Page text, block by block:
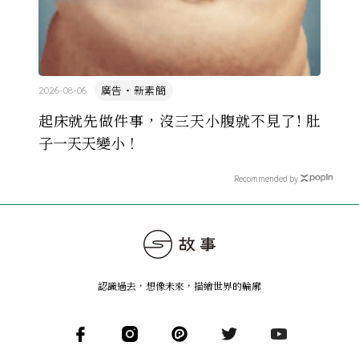
起床就先做件事，沒三天小腹就不見了! 肚
子一天天變小！
廣告・新素簡
2026-08-06
Recommended by
認識過去，想像未來 ， 描繪世界的輪廓